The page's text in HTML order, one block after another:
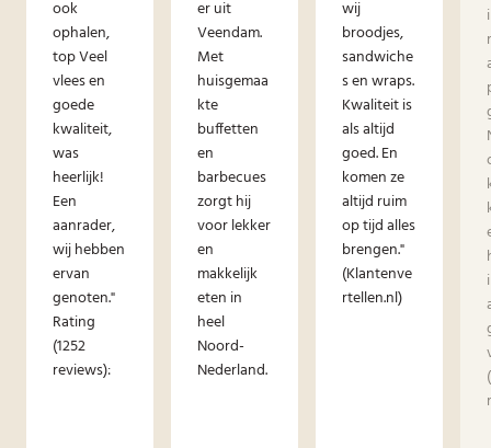
ook
ophalen,
top Veel
vlees en
goede
kwaliteit,
was
heerlijk!
Een
aanrader,
wij hebben
ervan
genoten."
Rating
(1252
reviews):
er uit
Veendam.
Met
huisgemaa
kte
buffetten
en
barbecues
zorgt hij
voor lekker
en
makkelijk
eten in
heel
Noord-
Nederland.
wij
broodjes,
sandwiche
s en wraps.
Kwaliteit is
als altijd
goed. En
komen ze
altijd ruim
op tijd alles
brengen."
(Klantenve
rtellen.nl)